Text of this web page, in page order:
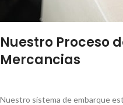
Nuestro Proceso
Mercancias
Nuestro sistema de embarque